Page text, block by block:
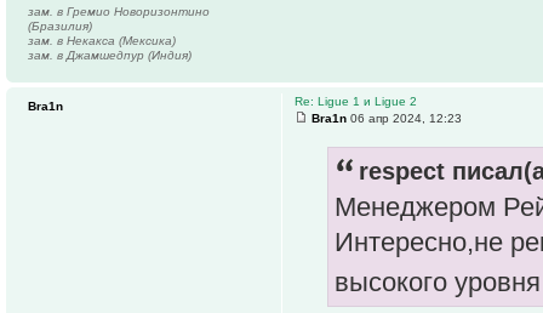
зам. в Гремио Новоризонтино
(Бразилия)
зам. в Некакса (Мексика)
зам. в Джамшедпур (Индия)
Re: Ligue 1 и Ligue 2
Bra1n 06 апр 2024, 12:23
respect
Менеджером
Интересно,не
высокого
Bra1n